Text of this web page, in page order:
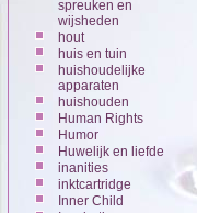
spreuken en
wijsheden
hout
huis en tuin
huishoudelijke
apparaten
huishouden
Human Rights
Humor
Huwelijk en liefde
inanities
inktcartridge
Inner Child